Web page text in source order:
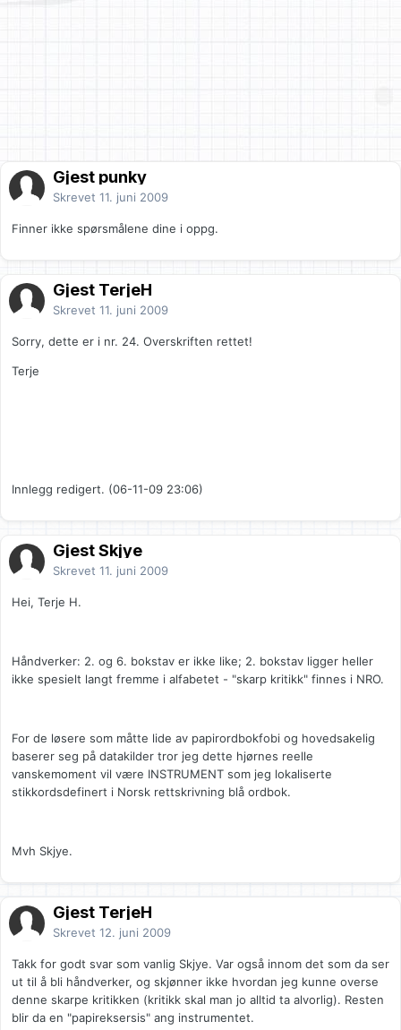
Gjest punky
Skrevet 11. juni 2009
Finner ikke spørsmålene dine i oppg.
Gjest TerjeH
Skrevet 11. juni 2009
Sorry, dette er i nr. 24. Overskriften rettet!
Terje
Innlegg redigert. (06-11-09 23:06)
Gjest Skjye
Skrevet 11. juni 2009
Hei, Terje H.
Håndverker: 2. og 6. bokstav er ikke like; 2. bokstav ligger heller
ikke spesielt langt fremme i alfabetet - "skarp kritikk" finnes i NRO.
For de løsere som måtte lide av papirordbokfobi og hovedsakelig
baserer seg på datakilder tror jeg dette hjørnes reelle
vanskemoment vil være INSTRUMENT som jeg lokaliserte
stikkordsdefinert i Norsk rettskrivning blå ordbok.
Mvh Skjye.
Gjest TerjeH
Skrevet 12. juni 2009
Takk for godt svar som vanlig Skjye. Var også innom det som da ser
ut til å bli håndverker, og skjønner ikke hvordan jeg kunne overse
denne skarpe kritikken (kritikk skal man jo alltid ta alvorlig). Resten
blir da en "papireksersis" ang instrumentet.